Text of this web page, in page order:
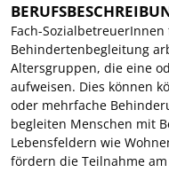
Fach-
Behindertenbegleitung
Altersgruppen, die eine
aufweisen. Dies können
oder mehrfache
begleiten Menschen mit
Lebensfeldern wie
fördern die Teilnahme